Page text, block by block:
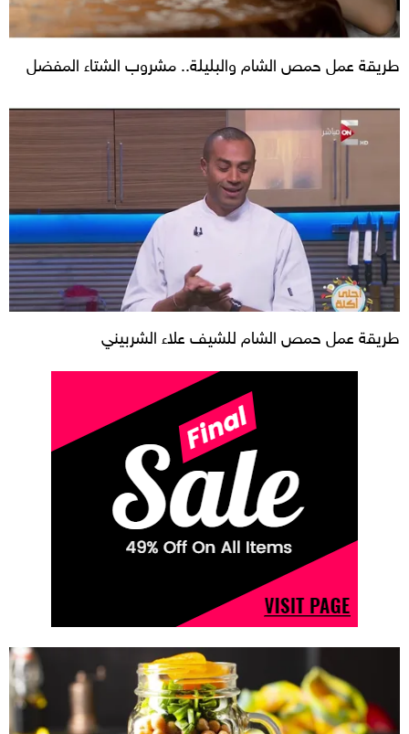
طريقة عمل حمص الشام والبليلة.. مشروب الشتاء المفضل
طريقة عمل حمص الشام للشيف علاء الشربيني